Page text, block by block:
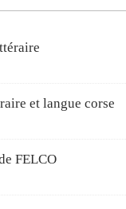
et langue corse
FELCO